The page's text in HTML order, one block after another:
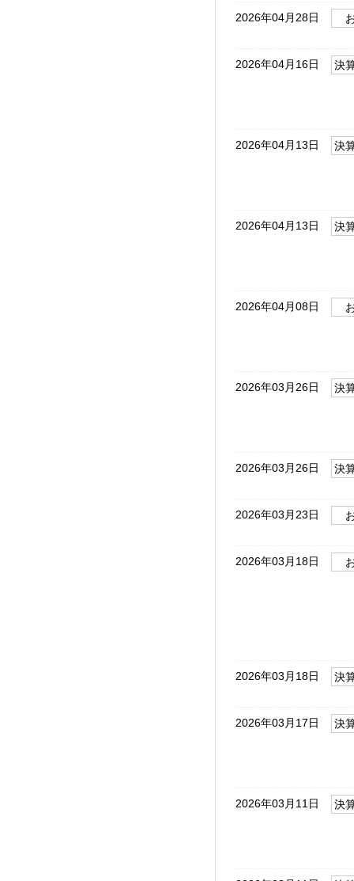
2026年04月28日
2026年04月16日 決
2026年04月13日 決
2026年04月13日 決
2026年04月08日
2026年03月26日 決
2026年03月26日 決
2026年03月23日
2026年03月18日
2026年03月18日 決
2026年03月17日 決
2026年03月11日 決